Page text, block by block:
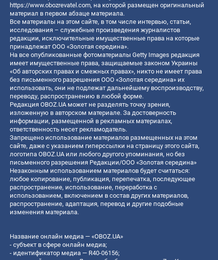
https://www.obozrevatel.com, на которой размещен оригинальный
материал в первом абзаце материала.
Все материалы на этом сайте, в том числе интервью, статьи,
исследования – служебные произведения журналистов
редакции, исключительные имущественные права на которые
принадлежат ООО «Золотая середина».
На все опубликованные фотоматериалы Getty Images редакция
имеет имущественные права, защищаемые законом Украины
«Об авторских правах и смежных правах», никто не имеет права
без письменного разрешения ООО «Золотая середина» их
использовать, они не подлежат дальнейшему воспроизводству,
переводу, распространению в любой форме.
Редакция OBOZ.UA может не разделять точку зрения,
изложенную в авторском материале. За достоверность
информации, размещенной в рекламных материалах,
ответственность несет рекламодатель.
Запрещено использование материалов размещенных на этом
сайте, даже с указанием гиперссылки на страницу этого сайта,
логотипа OBOZ.UA или любого другого упоминания, но без
письменного разрешения Редакции/ООО «Золотая середина»
Незаконным использованием материалов будет считаться:
любое копирование, публикация, перепечатка, последующее
распространение, использование, переработка с
использованием, включением в состав других материалов,
распространение, адаптация, перевод и другие подобные
изменения материала.
Название онлайн медиа — «OBOZ.UA»
- субъект в сфере онлайн медиа;
- идентификатор медиа — R40-06156;